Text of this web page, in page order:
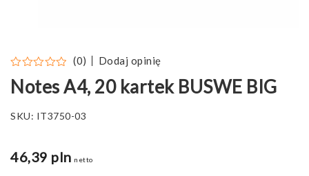
(0) Dodaj opinię
Notes A4, 20 kartek BUSWE BIG
SKU: IT3750-03
46,39 pln netto